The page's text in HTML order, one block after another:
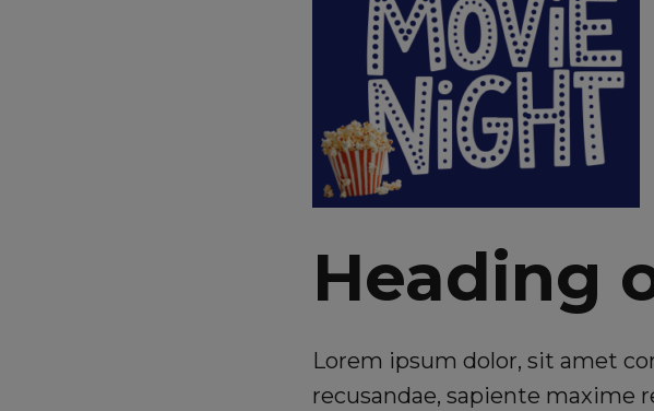
Self Harm Services and support
Heading
Lorem ipsum dolor, sit amet
recusandae, sapiente maxime